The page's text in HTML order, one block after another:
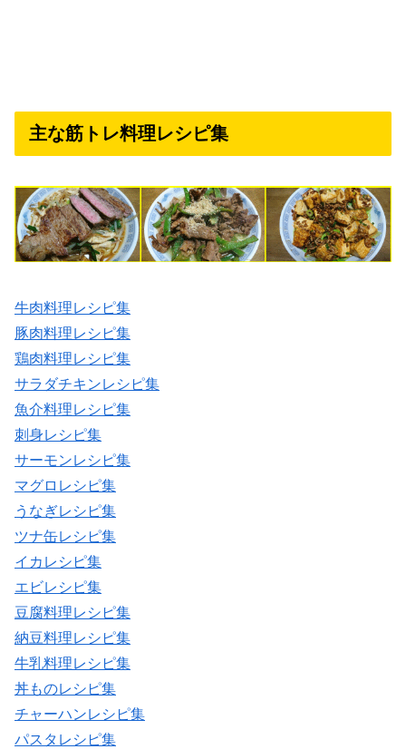
主な筋トレ料理レシピ集
牛肉料理レシピ集
豚肉料理レシピ集
鶏肉料理レシピ集
サラダチキンレシピ集
魚介料理レシピ集
刺身レシピ集
サーモンレシピ集
マグロレシピ集
うなぎレシピ集
ツナ缶レシピ集
イカレシピ集
エビレシピ集
豆腐料理レシピ集
納豆料理レシピ集
牛乳料理レシピ集
丼ものレシピ集
チャーハンレシピ集
パスタレシピ集